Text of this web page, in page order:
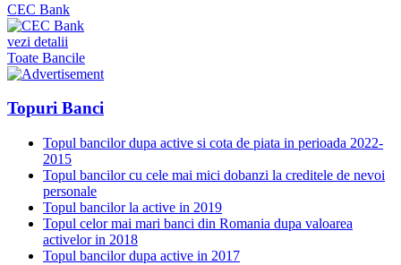
CEC Bank
vezi detalii
Toate Bancile
Topuri Banci
Topul bancilor dupa active si cota de piata in perioada 2022-
2015
Topul bancilor cu cele mai mici dobanzi la creditele de nevoi
personale
Topul bancilor la active in 2019
Topul celor mai mari banci din Romania dupa valoarea
activelor in 2018
Topul bancilor dupa active in 2017